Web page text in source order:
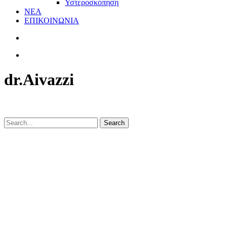
Υστεροσκόπηση
ΝΕΑ
ΕΠΙΚΟΙΝΩΝΙΑ
dr.Aivazzi
Search